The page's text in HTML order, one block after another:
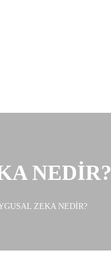
NEDİR?
ZEKA NEDİR?